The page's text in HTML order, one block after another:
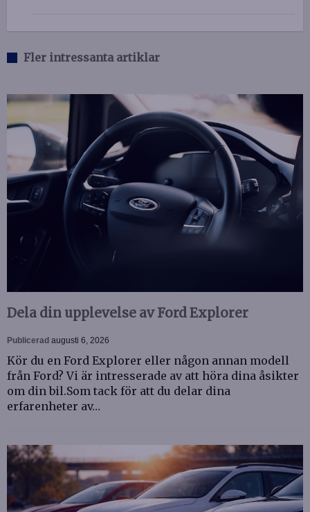
Fler intressanta artiklar
Dela din upplevelse av Ford Explorer
Publicerad augusti 6, 2026
Kör du en Ford Explorer eller någon annan modell
från Ford? Vi är intresserade av att höra dina åsikter
om din bil.Som tack för att du delar dina
erfarenheter av…